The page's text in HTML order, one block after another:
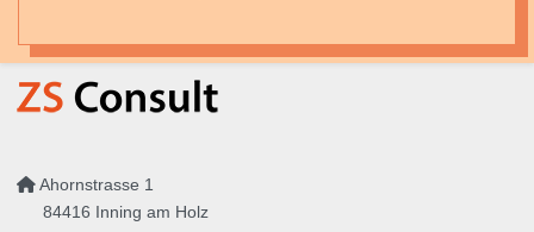
Ahornstrasse 1
84416 Inning am Holz